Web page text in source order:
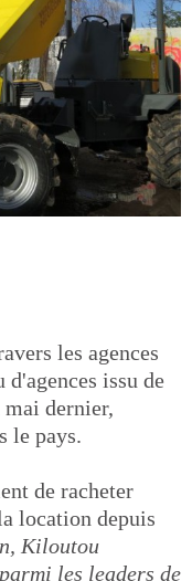
les agences
issu de
dernier,
le pays.
de racheter
location depuis
Kiloutou
les leaders de